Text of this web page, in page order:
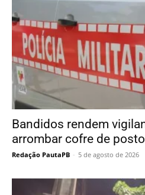
Bandidos rendem
arrombar cofre de
Redação PautaPB - 5 de agosto de 2026